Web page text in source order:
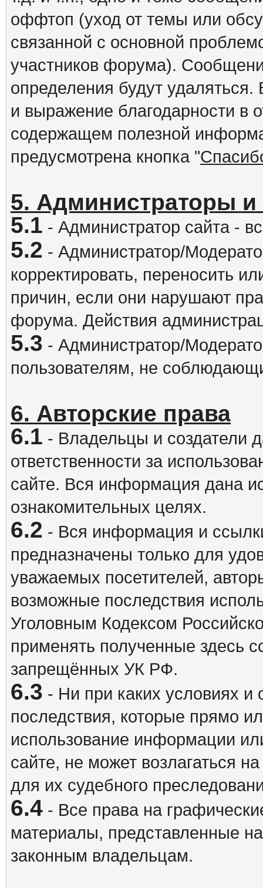
оффтоп (уход от темы или
связанной с основной
участников форума).
определения будут
и выражение благодарности в
содержащем полезной
предусмотрена кнопка "
5. Администраторы
5.1 - Администратор сайта -
5.2 - Администратор/
корректировать, переносить
причин, если они нарушают
форума. Действия
5.3 - Администратор/
пользователям, не
6. Авторские права
6.1 - Владельцы и создатели
ответственности за
сайте. Вся информация дана
ознакомительных целях.
6.2 - Вся информация и
предназначены только для
уважаемых посетителей,
возможные последствия
Уголовным Кодексом
применять полученные здесь
запрещённых УК РФ.
6.3 - Ни при каких условиях и
последствия, которые прямо
использование информации
сайте, не может возлагаться
для их судебного
6.4- Все права на
материалы, представленные
законным владельцам.